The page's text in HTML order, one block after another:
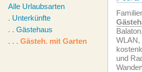
Alle Urlaubsarten
. Unterkünfte
. . Gästehaus
. . . Gästeh. mit Garten
WLAN,
und